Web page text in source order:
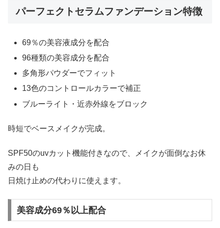
パーフェクトセラムファンデーション特徴
69％の美容液成分を配合
96種類の美容成分を配合
多角形パウダーでフィット
13色のコントロールカラーで補正
ブルーライト・近赤外線をブロック
時短でベースメイクが完成。
SPF50のuvカット機能付きなので、メイクが面倒なお休
みの日も
日焼け止めの代わりに使えます。
美容成分69％以上配合